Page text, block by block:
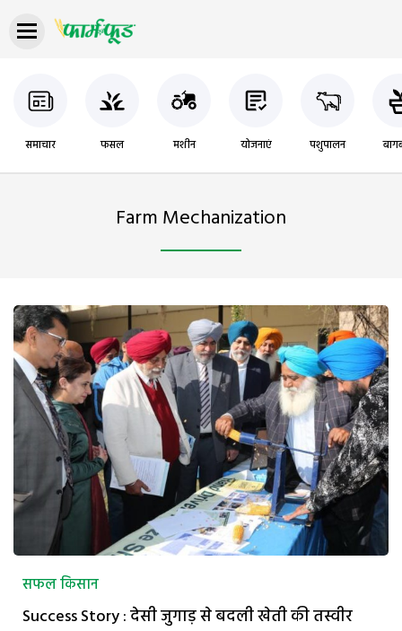
समाचार फसल मशीन योजनाएं पशुपालन
Farm Mechanization
सफल किसान
Success Story : देसी जुगाड़ से बदली खेती की तस्वीर